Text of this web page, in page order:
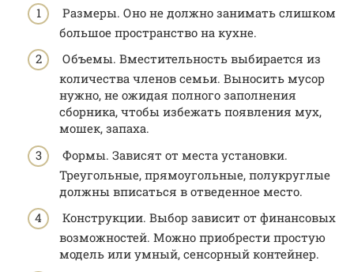
Размеры. Оно не должно занимать слишком
большое пространство на кухне.
Объемы. Вместительность выбирается из
количества членов семьи. Выносить мусор
нужно, не ожидая полного заполнения
сборника, чтобы избежать появления мух,
мошек, запаха.
Формы. Зависят от места установки.
Треугольные, прямоугольные, полукруглые
должны вписаться в отведенное место.
Конструкции. Выбор зависит от финансовых
возможностей. Можно приобрести простую
модель или умный, сенсорный контейнер.